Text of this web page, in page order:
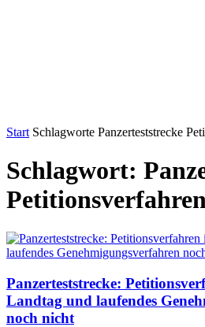
Start Schlagworte Panzerteststrecke
Schlagwort:
Panzerteststrecke:
Landtag und laufendes
noch nicht